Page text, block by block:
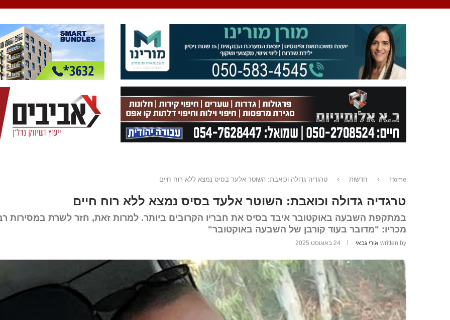
Home חדשות טרגדיה גדולה וכואבת: השוטר אלעד בסיס נמצא ללא רוח חיים
טרגדיה גדולה וכואבת: השוטר אלעד בסיס נמצא ללא רוח חיים
במתקפת השבעה באוקטובר איבד בסיס את חבריו הקרובים ביותר. למרות זאת, חזר לשרת במסירות
מכריו: "מדובר בעוד קורבן של השבעה באוקטובר"
written by אורי גבאי 24 באוגוסט 2025